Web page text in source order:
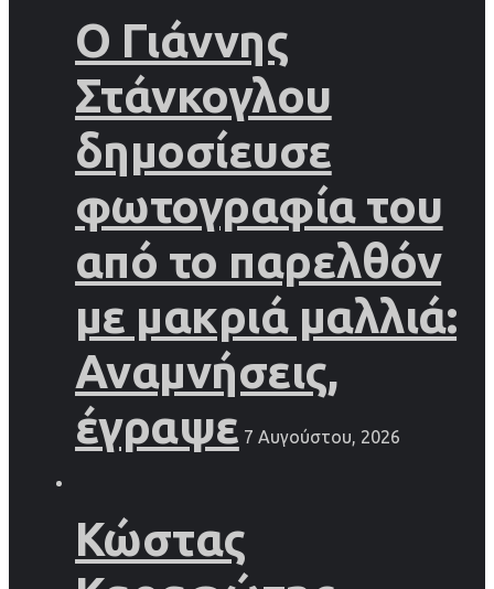
Ο Γιάννης
Στάνκογλου
δημοσίευσε
φωτογραφία του
από το παρελθόν
με μακριά μαλλιά:
Αναμνήσεις,
έγραψε 7 Αυγούστου, 2026
Κώστας